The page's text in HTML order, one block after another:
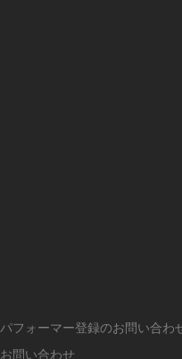
パフォーマー登録のお問い合わ
お問い合わせ